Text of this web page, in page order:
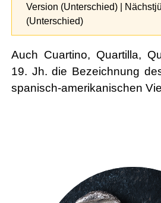
Version (Unterschied) |
(Unterschied)
Auch Cuartino, Quartilla,
19. Jh. die Bezeichnung
spanisch-amerikanischen